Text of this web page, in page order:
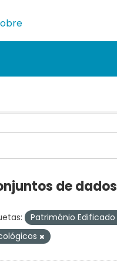
de dados
Património Edificado